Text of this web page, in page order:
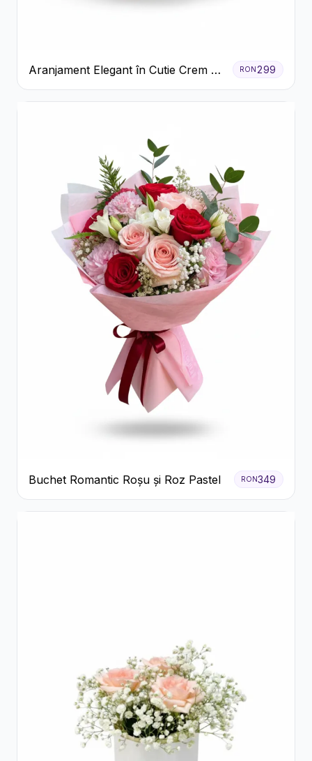
Aranjament Elegant în Cutie Crem cu
Crizanteme și Trandafiri
RON 299
Buchet Romantic Roșu și Roz Pastel RON349